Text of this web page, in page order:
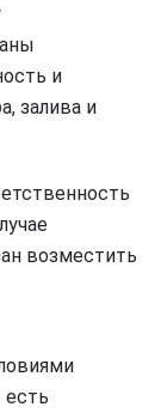
и
залива и
возместить
есть